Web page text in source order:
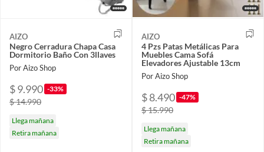
AIZO
Negro Cerradura Chapa Casa
Dormitorio Baño Con 3llaves
Por Aizo Shop
$ 9.990 -33%
$ 14.990
Llega mañana
Retira mañana
AIZO
4 Pzs Patas Metálicas Para
Muebles Cama Sofá
Elevadores Ajustable 13cm
Por Aizo Shop
$ 8.490 -47%
$ 15.990
Llega mañana
Retira mañana